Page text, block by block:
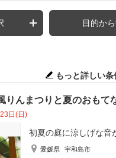
目的か
もっと詳しい
りんまつりと夏のおもて
日(日)
初夏の庭に涼しげな音
愛媛県
宇和島市